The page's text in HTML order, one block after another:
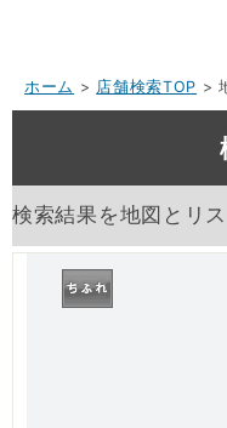
ホーム > 店舗検索TOP >
検索結果を地図とリ